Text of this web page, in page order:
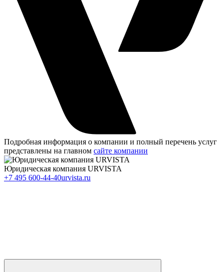
Подробная информация о компании и полный перечень услуг
представлены на главном сайте компании
Юридическая компания URVISTA
+7 495 600-44-40urvista.ru